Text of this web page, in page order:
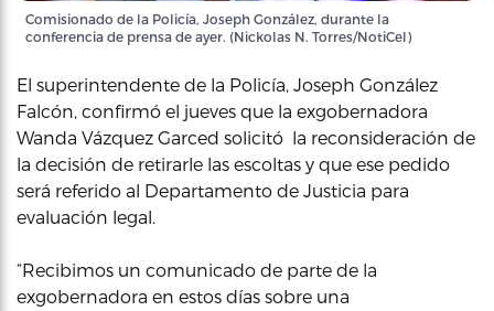
Comisionado de la Policía, Joseph González, durante la
conferencia de prensa de ayer. (Nickolas N. Torres/NotiCel)
El superintendente de la Policía, Joseph González
Falcón, confirmó el jueves que la exgobernadora
Wanda Vázquez Garced solicitó la reconsideración de
la decisión de retirarle las escoltas y que ese pedido
será referido al Departamento de Justicia para
evaluación legal.
“Recibimos un comunicado de parte de la
exgobernadora en estos días sobre una